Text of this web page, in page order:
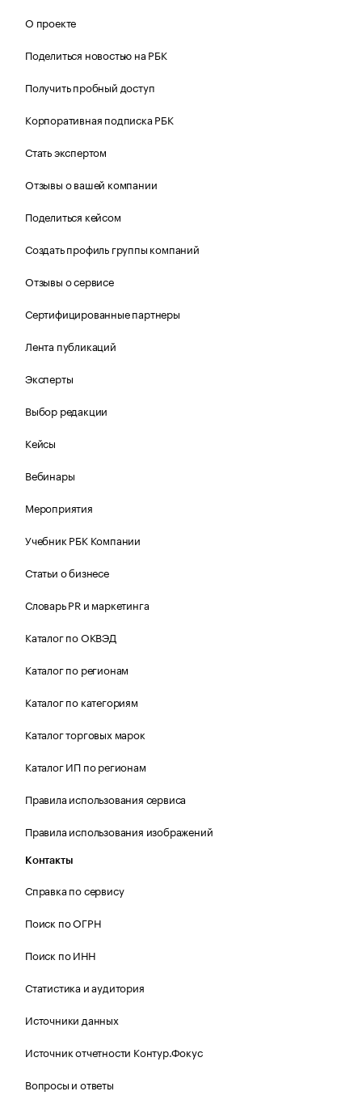
О проекте
Поделиться новостью на РБК
Получить пробный доступ
Корпоративная подписка РБК
Стать экспертом
Отзывы о вашей компании
Поделиться кейсом
Создать профиль группы компаний
Отзывы о сервисе
Сертифицированные партнеры
Лента публикаций
Эксперты
Выбор редакции
Кейсы
Вебинары
Мероприятия
Учебник РБК Компании
Статьи о бизнесе
Словарь PR и маркетинга
Каталог по ОКВЭД
Каталог по регионам
Каталог по категориям
Каталог торговых марок
Каталог ИП по регионам
Правила использования сервиса
Правила использования изображений
Контакты
Справка по сервису
Поиск по ОГРН
Поиск по ИНН
Статистика и аудитория
Источники данных
Источник отчетности Контур.Фокус
Вопросы и ответы